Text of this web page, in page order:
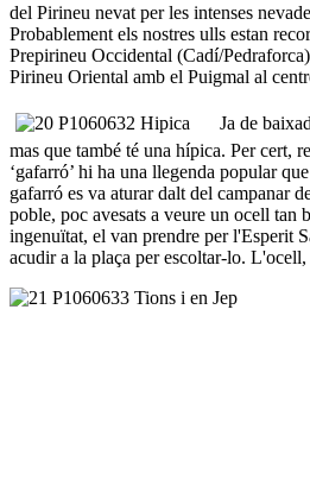
del Pirineu nevat per les intenses
Probablement els nostres ulls estan
Prepirineu Occidental (Cadí/
Pirineu Oriental amb el Puigmal al
Ja de
mas que també té una hípica. Per cert,
‘gafarró’ hi ha una llegenda popular
gafarró es va aturar dalt del campanar
poble, poc avesats a veure un ocell tan
ingenuïtat, el van prendre per l'Esperit
acudir a la plaça per escoltar-lo.